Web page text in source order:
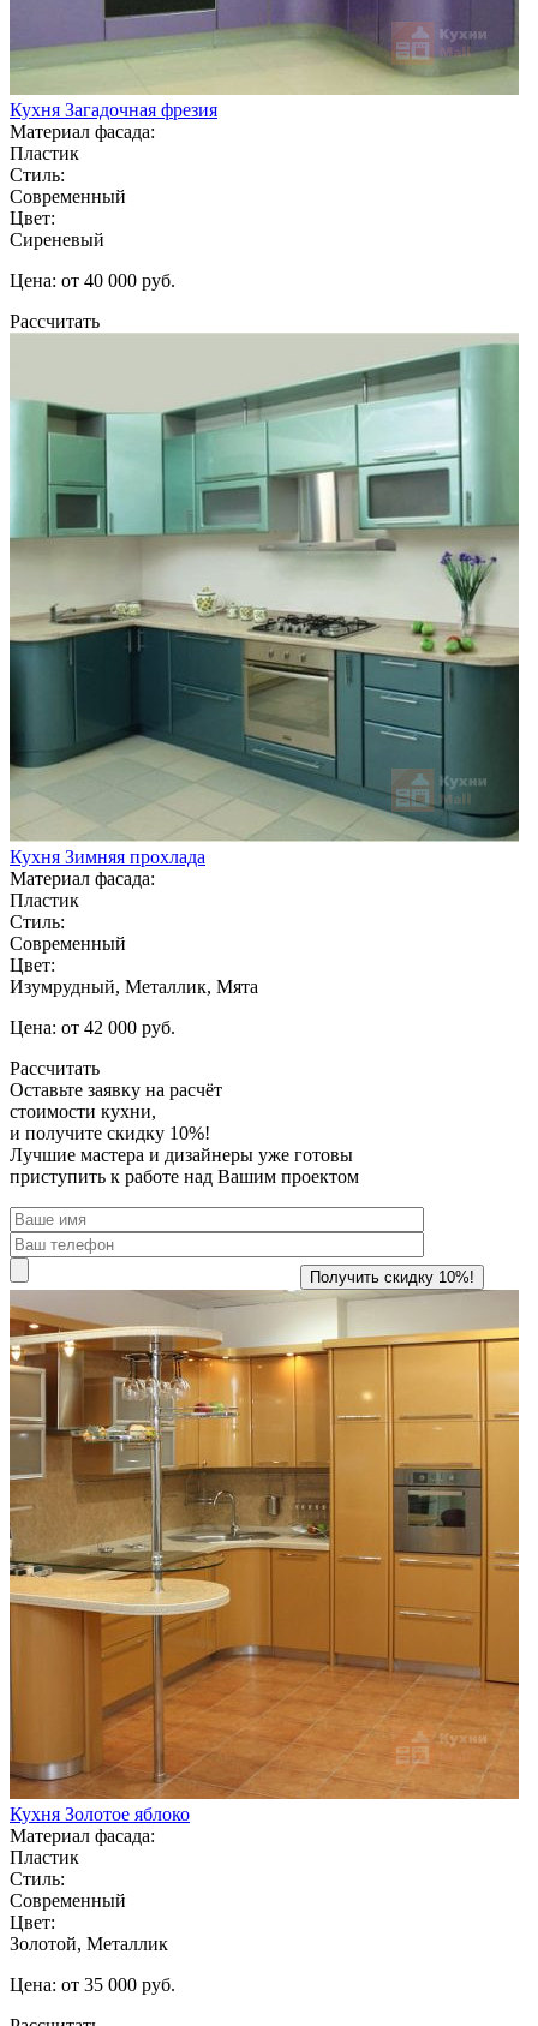
Кухня Загадочная фрезия
Материал фасада:
Пластик
Стиль:
Современный
Цвет:
Сиреневый
Цена: от 40 000 руб.
Рассчитать
Кухня Зимняя прохлада
Материал фасада:
Пластик
Стиль:
Современный
Цвет:
Изумрудный, Металлик, Мята
Цена: от 42 000 руб.
Рассчитать
Оставьте заявку на расчёт
стоимости кухни,
и получите скидку 10%!
Лучшие мастера и дизайнеры уже готовы
приступить к работе над Вашим проектом
Кухня Золотое яблоко
Материал фасада:
Пластик
Стиль:
Современный
Цвет:
Золотой, Металлик
Цена: от 35 000 руб.